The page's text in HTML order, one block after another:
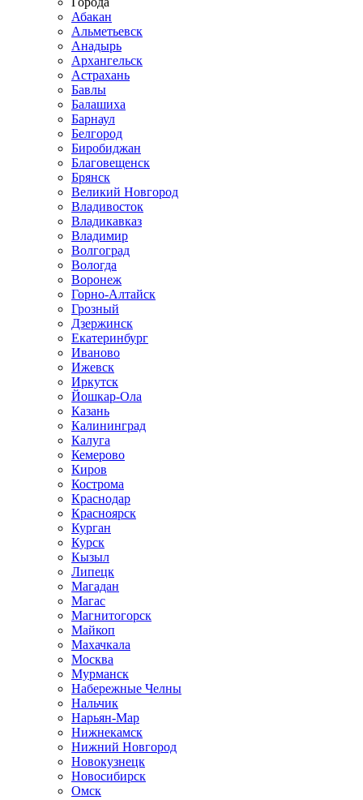
Абакан
Альметьевск
Анадырь
Архангельск
Астрахань
Бавлы
Балашиха
Барнаул
Белгород
Биробиджан
Благовещенск
Брянск
Великий Новгород
Владивосток
Владикавказ
Владимир
Волгоград
Вологда
Воронеж
Горно-Алтайск
Грозный
Дзержинск
Екатеринбург
Иваново
Ижевск
Иркутск
Йошкар-Ола
Казань
Калининград
Калуга
Кемерово
Киров
Кострома
Краснодар
Красноярск
Курган
Курск
Кызыл
Липецк
Магадан
Магас
Магнитогорск
Майкоп
Махачкала
Москва
Мурманск
Набережные Челны
Нальчик
Нарьян-Мар
Нижнекамск
Нижний Новгород
Новокузнецк
Новосибирск
Омск